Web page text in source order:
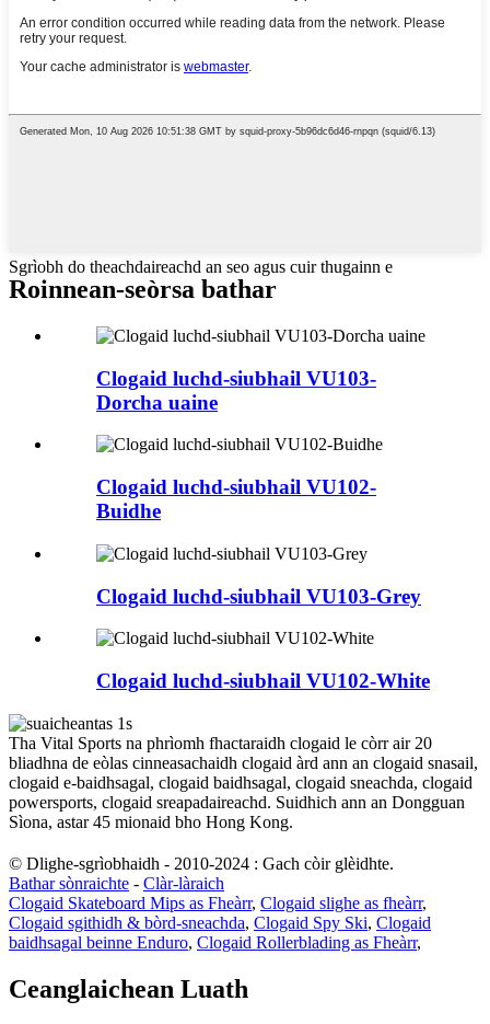
Sgrìobh do theachdaireachd an seo agus cuir thugainn e
Roinnean-seòrsa bathar
Clogaid luchd-siubhail VU103-
Dorcha uaine
Clogaid luchd-siubhail VU102-
Buidhe
Clogaid luchd-siubhail VU103-Grey
Clogaid luchd-siubhail VU102-White
Tha Vital Sports na phrìomh fhactaraidh clogaid le còrr air 20
bliadhna de eòlas cinneasachaidh clogaid àrd ann an clogaid snasail,
clogaid e-baidhsagal, clogaid baidhsagal, clogaid sneachda, clogaid
powersports, clogaid sreapadaireachd. Suidhich ann an Dongguan
Sìona, astar 45 mionaid bho Hong Kong.
© Dlighe-sgrìobhaidh - 2010-2024 : Gach còir glèidhte.
Bathar sònraichte - Clàr-làraich
Clogaid Skateboard Mips as Fheàrr, Clogaid slighe as fheàrr,
Clogaid sgithidh & bòrd-sneachda, Clogaid Spy Ski, Clogaid
baidhsagal beinne Enduro, Clogaid Rollerblading as Fheàrr,
Ceanglaichean Luath